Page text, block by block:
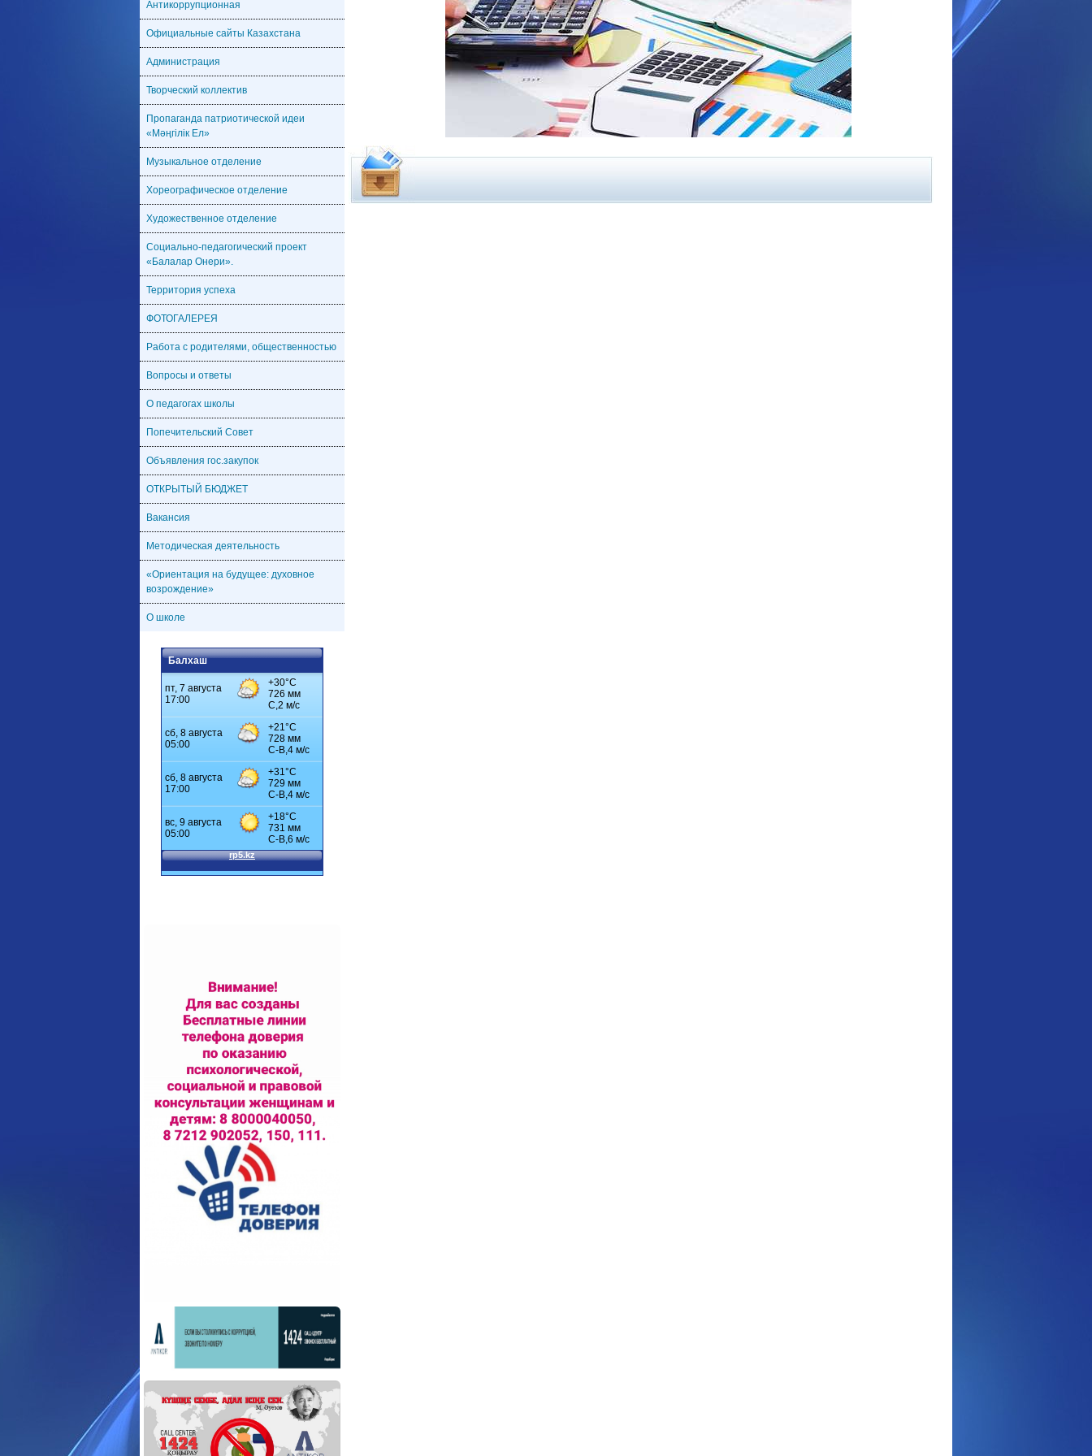
Антикоррупционная
Официальные сайты Казахстана
Администрация
Творческий коллектив
Пропаганда патриотической идеи
«Мәңгілік Ел»
Музыкальное отделение
Хореографическое отделение
Художественное отделение
Социально-педагогический проект
«Балалар Онери».
Территория успеха
ФОТОГАЛЕРЕЯ
Работа с родителями, общественностью
Вопросы и ответы
О педагогах школы
Попечительский Совет
Объявления гос.закупок
ОТКРЫТЫЙ БЮДЖЕТ
Вакансия
Методическая деятельность
«Ориентация на будущее: духовное
возрождение»
О школе
Балхаш